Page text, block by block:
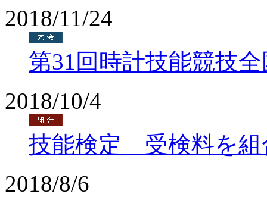
2018/11/24
第31回時計技能競技
2018/10/4
技能検定 受検料を組
2018/8/6